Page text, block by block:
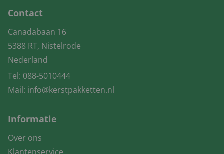
Contact
Canadabaan 16
5388 RT, Nistelrode
Nederland
Tel: 088-5010444
Mail: info@kerstpakketten.nl
Informatie
Over ons